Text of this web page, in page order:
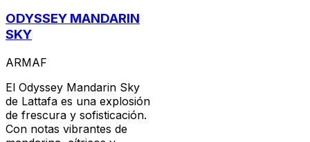
ODYSSEY MANDARIN
SKY
ARMAF
El Odyssey Mandarin Sky
de Lattafa es una explosión
de frescura y sofisticación.
Con notas vibrantes de